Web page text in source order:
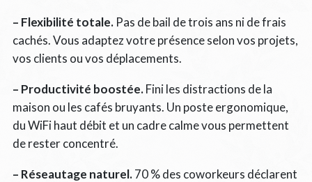
– Flexibilité totale.Pas de bail de trois ans ni de frais
cachés. Vous adaptez votre présence selon vos projets,
vos clients ou vos déplacements.
– Productivité boostée.Fini les distractions de la
maison ou les cafés bruyants. Un poste ergonomique,
du WiFi haut débit et un cadre calme vous permettent
de rester concentré.
– Réseautage naturel.70 % des coworkeurs déclarent